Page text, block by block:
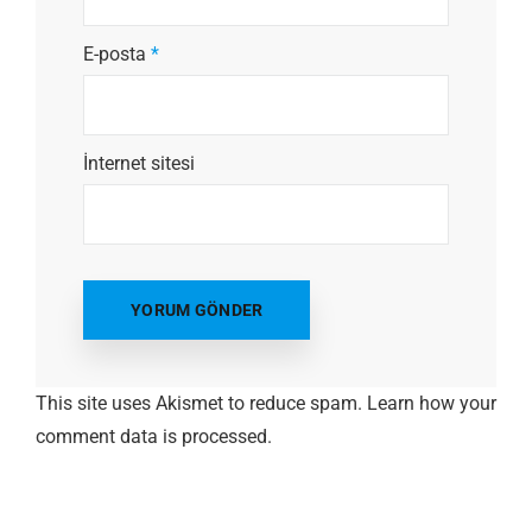
E-posta *
İnternet sitesi
This site uses Akismet to reduce spam. Learn how your
comment data is processed.